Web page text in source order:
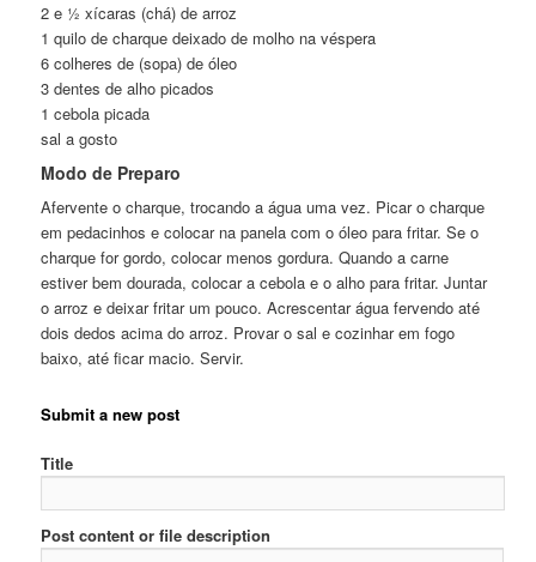
2 e ½ xícaras (chá) de arroz
1 quilo de charque deixado de molho na véspera
6 colheres de (sopa) de óleo
3 dentes de alho picados
1 cebola picada
sal a gosto
Modo de Preparo
Afervente o charque, trocando a água uma vez. Picar o charque
em pedacinhos e colocar na panela com o óleo para fritar. Se o
charque for gordo, colocar menos gordura. Quando a carne
estiver bem dourada, colocar a cebola e o alho para fritar. Juntar
o arroz e deixar fritar um pouco. Acrescentar água fervendo até
dois dedos acima do arroz. Provar o sal e cozinhar em fogo
baixo, até ficar macio. Servir.
Submit a new post
Title
Post content or file description